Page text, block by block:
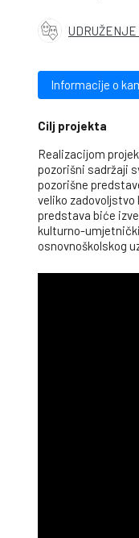
UDRUŽENJE
Informacije o
Cilj projekta
Realizacijom
pozorišni sadržaji
pozorišne
veliko zadovoljstvo
predstava biće
kulturno-
osnovnoškolskog